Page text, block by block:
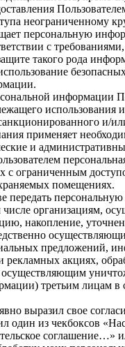
неограниченному
персональную
с требованиями,
такого рода
информации
использования и
и/
применяет
и
с ограниченным
помещениях.
передать
числе организациям,
накопление,
предложений,
рекламных акциях,
третьим лицам
выразил свое
один из чекбоксов
соглашение…»